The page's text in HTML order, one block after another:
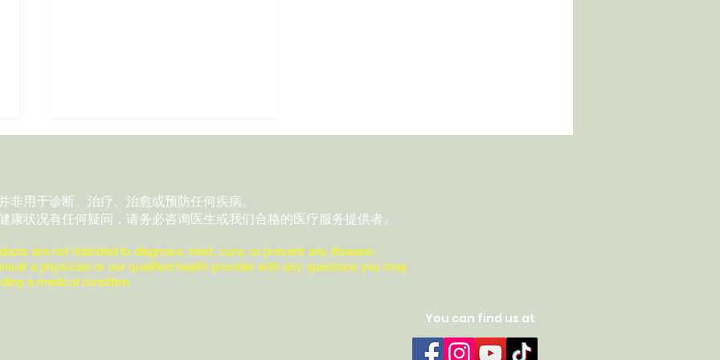
Day 28｜1 支精油 • 3 个时刻 •
非用于诊断、治疗、治愈或预防任何疾病。
康状况有任何疑问，请务必咨询医生或我们合格的医疗服务提供者。
are not intended to diagnose, treat, cure, or prevent any disease.
a physician or our qualified health provider with any questions you may
a medical condition.
You can find us at